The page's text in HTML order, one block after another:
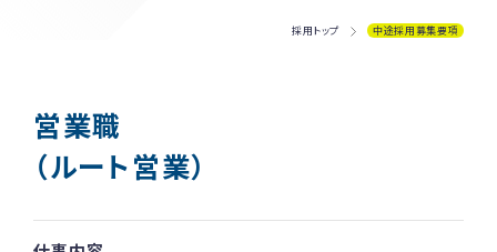
採用トップ 中途採用募集要項
営業職
（ルート営業）